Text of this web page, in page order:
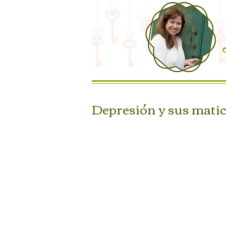
Depresión y sus